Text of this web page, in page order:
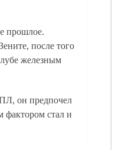
прошлое.
после того
железным
он предпочел
фактором стал и